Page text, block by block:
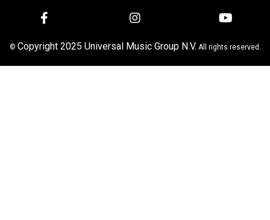
© Copyright 2025 Universal Music Group N.V. All rights reserved.